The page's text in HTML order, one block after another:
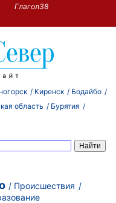
Глагол38
Киренск
Бодайбо
область
Бурятия
Происшествия